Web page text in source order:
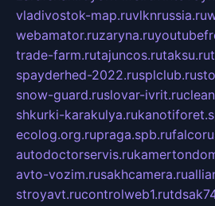
vladivostok-map.ruvlknrussia.ru
webamator.ruzaryna.ru
trade-farm.rutajuncos.rutaksu.ru
spayderhed-2022.rusplclub.ru
snow-guard.ruslovar-ivrit.ru
shkurki-karakulya.ru
ecolog.org.rupraga.spb.ru
autodoctorservis.ru
avto-vozim.rusakhcamera.ru
stroyavt.rucontrolweb1.ru